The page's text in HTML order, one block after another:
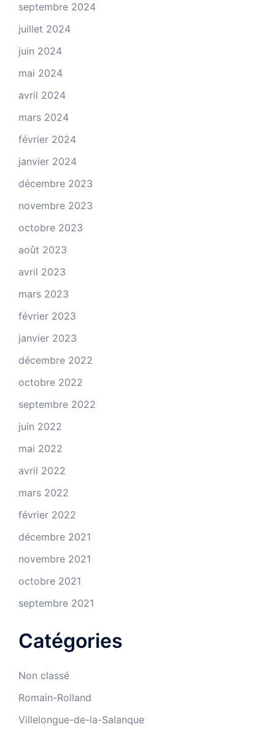
septembre 2024
juillet 2024
juin 2024
mai 2024
avril 2024
mars 2024
février 2024
janvier 2024
décembre 2023
novembre 2023
octobre 2023
août 2023
avril 2023
mars 2023
février 2023
janvier 2023
décembre 2022
octobre 2022
septembre 2022
juin 2022
mai 2022
avril 2022
mars 2022
février 2022
décembre 2021
novembre 2021
octobre 2021
septembre 2021
Catégories
Non classé
Romain-Rolland
Villelongue-de-la-Salanque